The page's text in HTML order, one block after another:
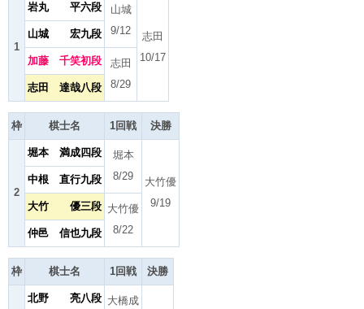
1
岩丸 平六段
山城
9/12
志田
10/17
山城 宏九段
加藤 千笑初段
志田
8/29
志田 達哉八段
枠 棋士名 1回戦 決勝
2
堀本 満成四段
堀本
8/29
大竹優
9/19
中根 直行九段
大竹 優三段 大竹優
8/22
仲邑 信也九段
枠 棋士名 1回戦 決勝
北野 亮八段 大橋成